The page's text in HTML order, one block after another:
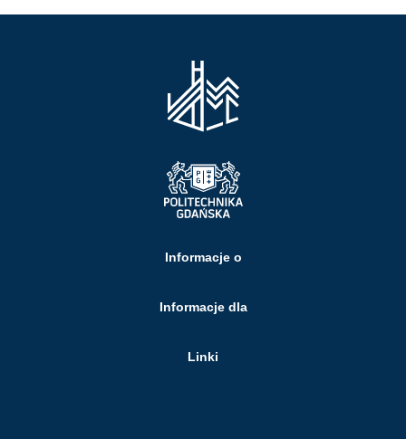
Informacje o
Informacje dla
Linki